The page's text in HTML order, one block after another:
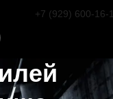
+7 (929) 600-16-